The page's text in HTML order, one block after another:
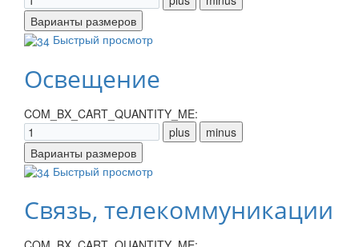
Быстрый просмотр
Освещение
COM_BX_CART_QUANTITY_ME:
Быстрый просмотр
Связь, телекоммуникации